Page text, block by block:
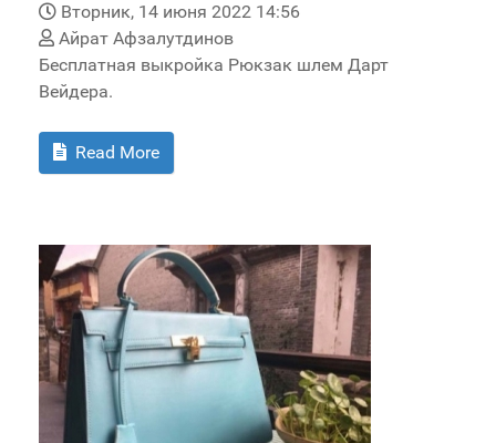
Вторник, 14 июня 2022 14:56
Айрат Афзалутдинов
Бесплатная выкройка Рюкзак шлем Дарт
Вейдера.
Read More